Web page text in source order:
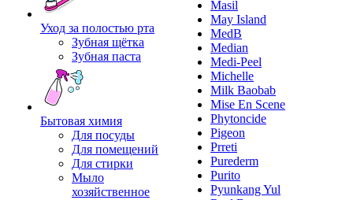
Уход за полостью рта
Зубная щётка
Зубная паста
Бытовая химия
Для посуды
Для помещений
Для стирки
Мыло
хозяйственное
Masil
May Island
MedB
Median
Medi-Peel
Michelle
Milk Baobab
Mise En Scene
Phytoncide
Pigeon
Prreti
Purederm
Purito
Pyunkang Yul